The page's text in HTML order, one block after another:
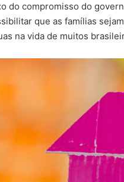
do compromisso do
que as famílias
na vida de muitos